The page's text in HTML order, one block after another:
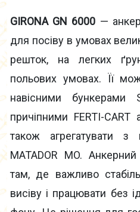
GIRONA GN 6000 —
для посіву в умовах
решток, на легких
польових умовах. Її
навісними бункерами
причіпними FERTI-CART
також агрегатувати з
MATADOR MO.
там, де важливо
висіву і працювати без